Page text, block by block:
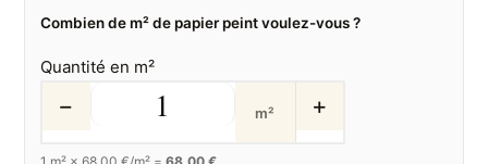
Combien de m² de papier peint voulez-vous ?
Quantité en m²
− m² +